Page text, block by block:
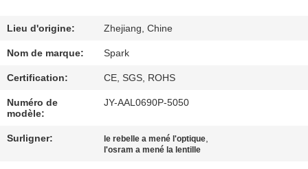
L'USINE
CONTRÔLE
DE
QUALITÉ
Lieu d'origine: Zhejiang, Chine
Nom de marque: Spark
Certification: CE, SGS, ROHS
Numéro de
modèle:
JY-AAL0690P-5050
Surligner: le rebelle a mené l'optique,
l'osram a mené la lentille